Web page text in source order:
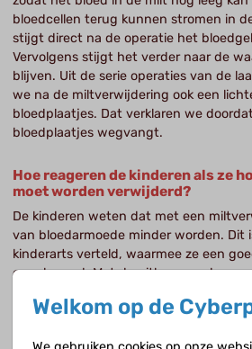
bloedcellen terug kunnen stromen in
stijgt direct na de operatie het
Vervolgens stijgt het verder naar de
blijven. Uit de serie operaties van de
we na de miltverwijdering ook een
bloedplaatjes. Dat verklaren we
bloedplaatjes wegvangt.
Hoe reageren de kinderen als ze
moet worden verwijderd?
De kinderen weten dat met een
van bloedarmoede minder worden. Dit
kinderarts verteld, waarmee ze een
opgebouwd. Met de uitleg over de
ouders maken zich altijd heel erg veel
Welkom op de